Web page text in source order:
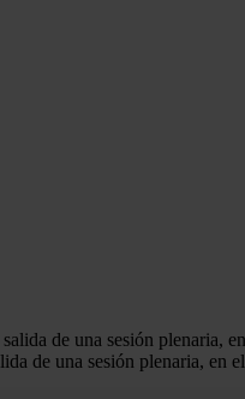
de una sesión plenaria,